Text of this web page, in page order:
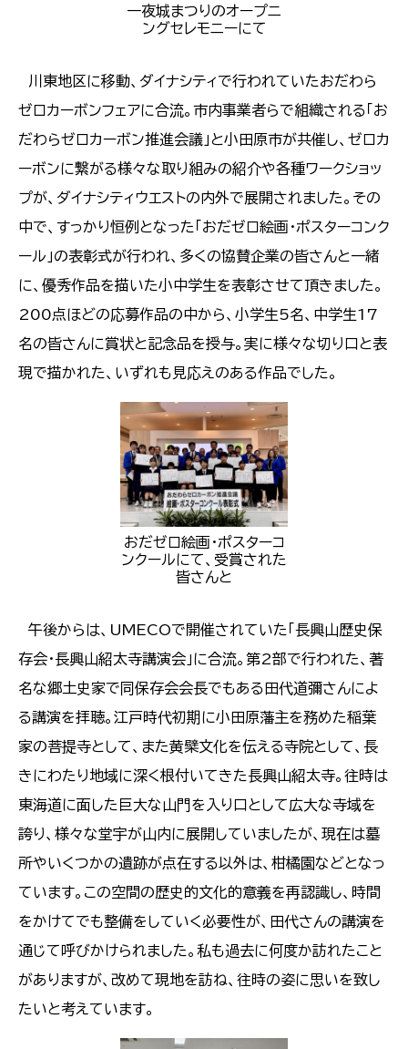
一夜城まつりのオープニ
ングセレモニーにて
川東地区に移動、ダイナシティで行われていたおだわら
ゼロカーボンフェアに合流。市内事業者らで組織される「お
だわらゼロカーボン推進会議」と小田原市が共催し、ゼロカ
ーボンに繋がる様々な取り組みの紹介や各種ワークショッ
プが、ダイナシティウエストの内外で展開されました。その
中で、すっかり恒例となった「おだゼロ絵画・ポスターコンク
ール」の表彰式が行われ、多くの協賛企業の皆さんと一緒
に、優秀作品を描いた小中学生を表彰させて頂きました。
200点ほどの応募作品の中から、小学生5名、中学生17
名の皆さんに賞状と記念品を授与。実に様々な切り口と表
現で描かれた、いずれも見応えのある作品でした。
おだゼロ絵画・ポスターコ
ンクールにて、受賞された
皆さんと
午後からは、UMECOで開催されていた「長興山歴史保
存会・長興山紹太寺講演会」に合流。第2部で行われた、著
名な郷土史家で同保存会会長でもある田代道彌さんによ
る講演を拝聴。江戸時代初期に小田原藩主を務めた稲葉
家の菩提寺として、また黄檗文化を伝える寺院として、長
きにわたり地域に深く根付いてきた長興山紹太寺。往時は
東海道に面した巨大な山門を入り口として広大な寺域を
誇り、様々な堂宇が山内に展開していましたが、現在は墓
所やいくつかの遺跡が点在する以外は、柑橘園などとなっ
ています。この空間の歴史的文化的意義を再認識し、時間
をかけてでも整備をしていく必要性が、田代さんの講演を
通じて呼びかけられました。私も過去に何度か訪れたこと
がありますが、改めて現地を訪ね、往時の姿に思いを致し
たいと考えています。